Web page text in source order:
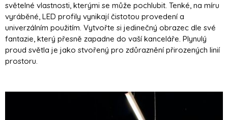
světelné vlastnosti, kterými se může pochlubit. Tenké, na míru
vyráběné, LED profily vynikají čistotou provedení a
univerzálním použitím. Vytvořte si jedinečný obrazec dle své
fantazie, který přesně zapadne do vaší kanceláře. Plynulý
proud světla je jako stvořený pro zdůraznění přirozených linií
prostoru.